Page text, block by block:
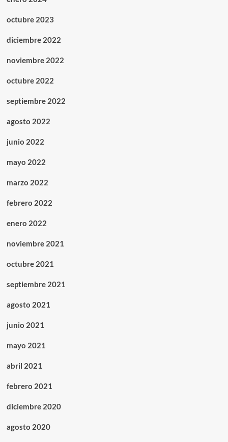
octubre 2023
diciembre 2022
noviembre 2022
octubre 2022
septiembre 2022
agosto 2022
junio 2022
mayo 2022
marzo 2022
febrero 2022
enero 2022
noviembre 2021
octubre 2021
septiembre 2021
agosto 2021
junio 2021
mayo 2021
abril 2021
febrero 2021
diciembre 2020
agosto 2020